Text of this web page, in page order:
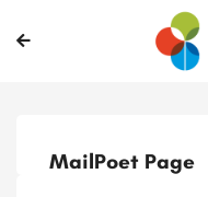
Casussen
MailPoet Page